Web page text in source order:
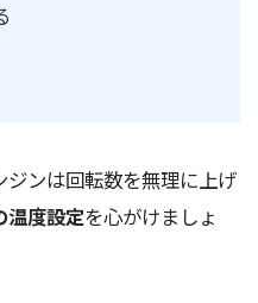
ンは回転数を無理に上げ
温度設定を心がけましょ